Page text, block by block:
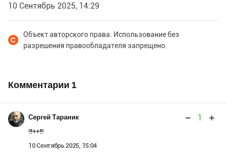
10 Сентябрь 2025, 14:29
Объект авторского права. Использование без
разрешения правообладателя запрещено.
Комментарии 1
Сергей Тараник 1
!!!++!!!
10 Сентябрь 2025, 15:04